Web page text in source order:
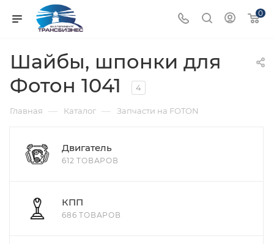
0
Шайбы, шпонки для
Фотон 1041
4
Главная — Каталог — Запчасти на FOTON
Двигатель
612 ТОВАРОВ
КПП
686 ТОВАРОВ